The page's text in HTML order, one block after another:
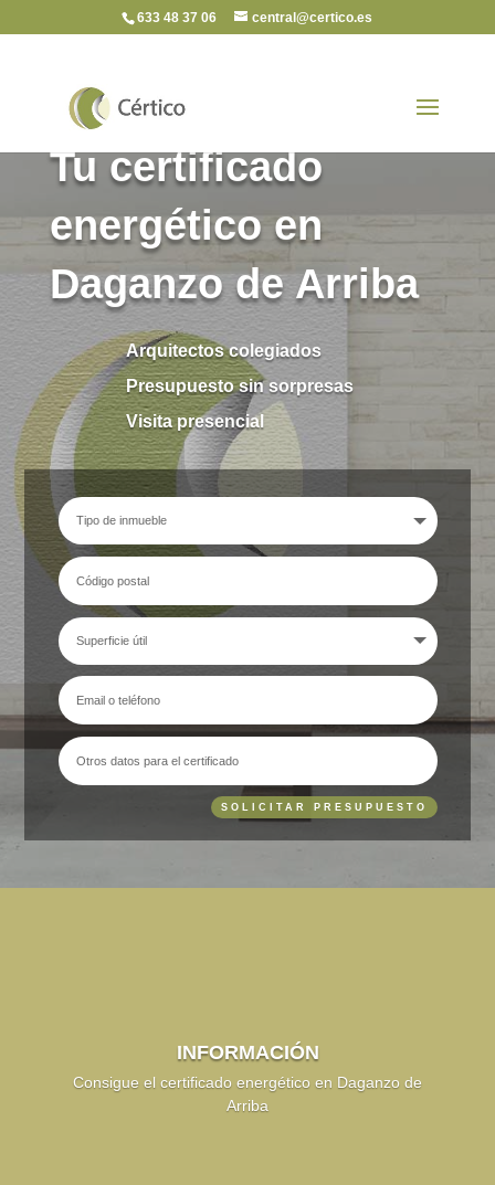
633 48 37 06 central@certico.es
Tu certificado
energético en
Daganzo de Arriba
Arquitectos colegiados
Presupuesto sin sorpresas
Visita presencial
SOLICITAR PRESUPUESTO
INFORMACIÓN
Consigue el certificado energético en Daganzo de
Arriba